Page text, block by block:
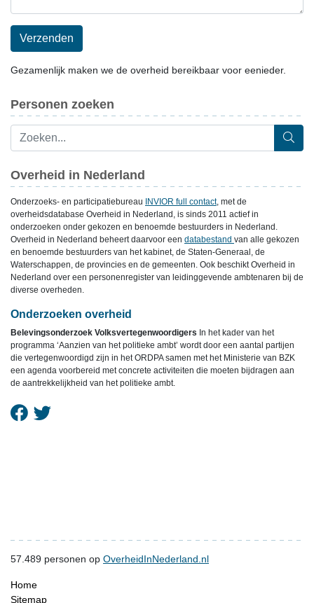
Verzenden
Gezamenlijk maken we de overheid bereikbaar voor eenieder.
Personen zoeken
Overheid in Nederland
Onderzoeks- en participatiebureau INVIOR full contact, met de
overheidsdatabase Overheid in Nederland, is sinds 2011 actief in
onderzoeken onder gekozen en benoemde bestuurders in Nederland.
Overheid in Nederland beheert daarvoor een databestand van alle gekozen
en benoemde bestuurders van het kabinet, de Staten-Generaal, de
Waterschappen, de provincies en de gemeenten. Ook beschikt Overheid in
Nederland over een personenregister van leidinggevende ambtenaren bij de
diverse overheden.
Onderzoeken overheid
Belevingsonderzoek Volksvertegenwoordigers In het kader van het
programma ‘Aanzien van het politieke ambt’ wordt door een aantal partijen
die vertegenwoordigd zijn in het ORDPA samen met het Ministerie van BZK
een agenda voorbereid met concrete activiteiten die moeten bijdragen aan
de aantrekkelijkheid van het politieke ambt.
57.489 personen op OverheidInNederland.nl
Home
Sitemap